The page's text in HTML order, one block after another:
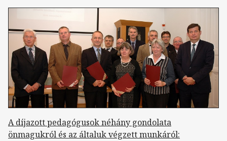
A díjazott pedagógusok néhány gondolata
önmagukról és az általuk végzett munkáról: